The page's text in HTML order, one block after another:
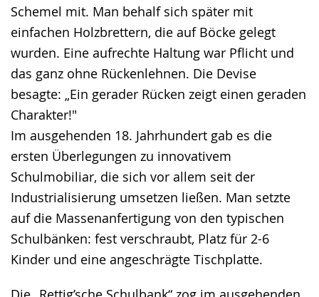
Schemel mit. Man behalf sich später mit
einfachen Holzbrettern, die auf Böcke gelegt
wurden. Eine aufrechte Haltung war Pflicht und
das ganz ohne Rückenlehnen. Die Devise
besagte: „Ein gerader Rücken zeigt einen geraden
Charakter!"
Im ausgehenden 18. Jahrhundert gab es die
ersten Überlegungen zu innovativem
Schulmobiliar, die sich vor allem seit der
Industrialisierung umsetzen ließen. Man setzte
auf die Massenanfertigung von den typischen
Schulbänken: fest verschraubt, Platz für 2-6
Kinder und eine angeschrägte Tischplatte.